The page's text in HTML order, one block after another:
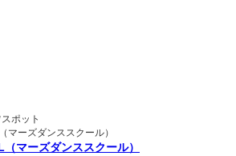
ポット
マーズダンススクール）